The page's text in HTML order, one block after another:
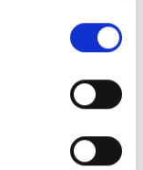
cookie policy.
it/co
it/pr
e sviluppo,